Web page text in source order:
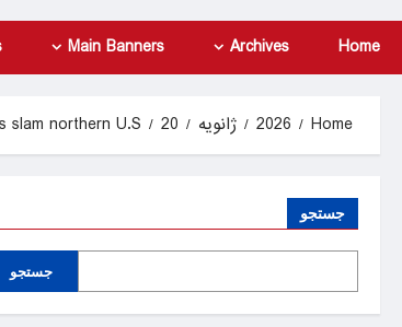
Home
Archives
Main Banners
Home
2026 ژانویه 20
northern U.S.
جستجو
جستجو